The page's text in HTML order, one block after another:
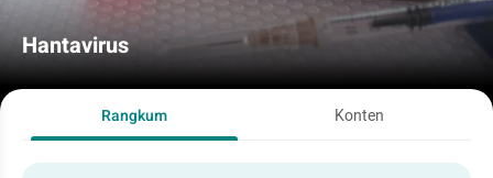
Hantavirus
Rangkum Konten